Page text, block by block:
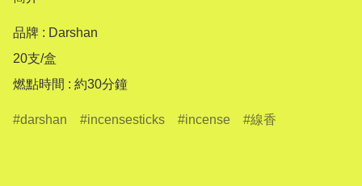
品牌 : Darshan
20支/盒
燃點時間 : 約30分鐘
darshan incensesticks incense 線香